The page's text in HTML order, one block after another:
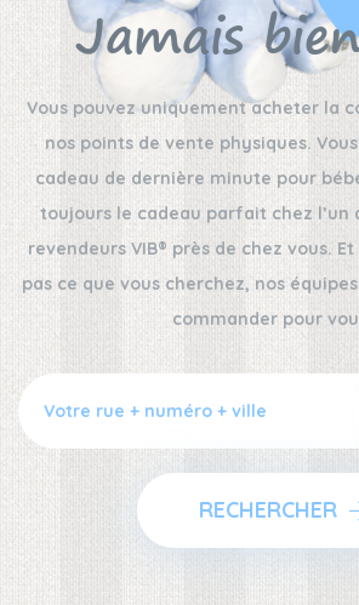
Jamais
Vous pouvez uniquement acheter la
nos points de vente physiques.
cadeau de dernière minute pour
toujours le cadeau parfait chez l’un
revendeurs VIB® près de chez vous.
pas ce que vous cherchez, nos
commander pour
RECHERCHER